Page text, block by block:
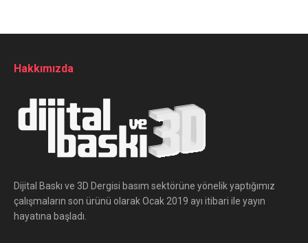
Hakkımızda
Dijital Baskı ve 3D Dergisi basım sektörüne yönelik yaptığımız
çalışmaların son ürünü olarak Ocak 2019 ayı itibari ile yayın
hayatına başladı.